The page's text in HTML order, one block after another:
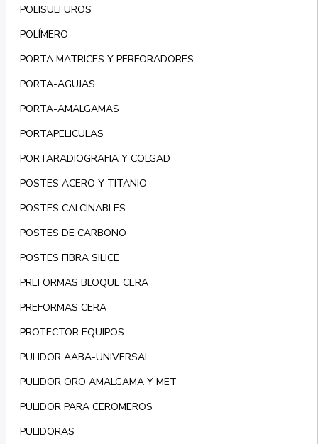
POLISULFUROS
POLÍMERO
PORTA MATRICES Y PERFORADORES
PORTA-AGUJAS
PORTA-AMALGAMAS
PORTAPELICULAS
PORTARADIOGRAFIA Y COLGAD
POSTES ACERO Y TITANIO
POSTES CALCINABLES
POSTES DE CARBONO
POSTES FIBRA SILICE
PREFORMAS BLOQUE CERA
PREFORMAS CERA
PROTECTOR EQUIPOS
PULIDOR AABA-UNIVERSAL
PULIDOR ORO AMALGAMA Y MET
PULIDOR PARA CEROMEROS
PULIDORAS